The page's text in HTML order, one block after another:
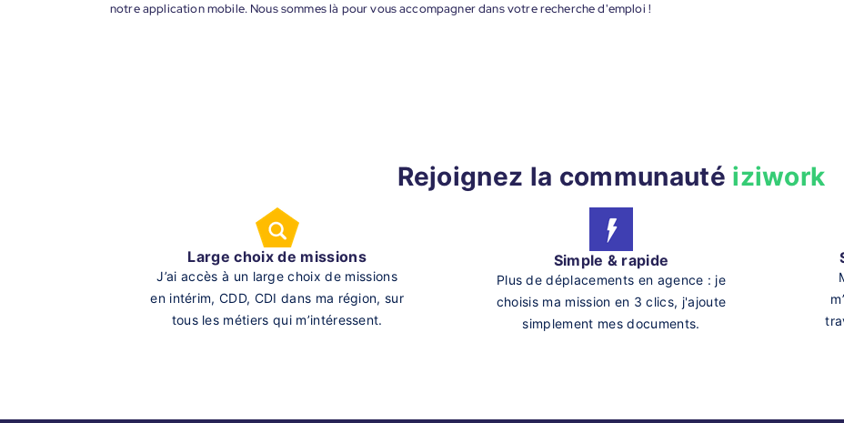
notre application mobile. Nous sommes là pour vous accompagner dans votre recherche d'emploi !
Rejoignez la communauté iziwork
Large choix de missions
J’ai accès à un large choix de missions
en intérim, CDD, CDI dans ma région, sur
tous les métiers qui m’intéressent.
Simple & rapide
Plus de déplacements en agence : je
choisis ma mission en 3 clics, j'ajoute
simplement mes documents.